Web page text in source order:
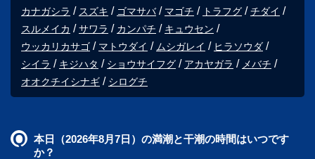
カナガシラ
スズキ ゴマサバ マゴチ トラフグ
チダイ
スルメイカ
サワラ カンパチ
キュウセン
ウッカリカサゴ
マトウダイ ムシガレイ
ヒラソウダ
シイラ
キジハタ ショウサイフグ アカヤガラ
メバチ
オオクチイシナギ
シログチ
本日（2026年8月7日）の満潮と干潮の時間はいつです
か？